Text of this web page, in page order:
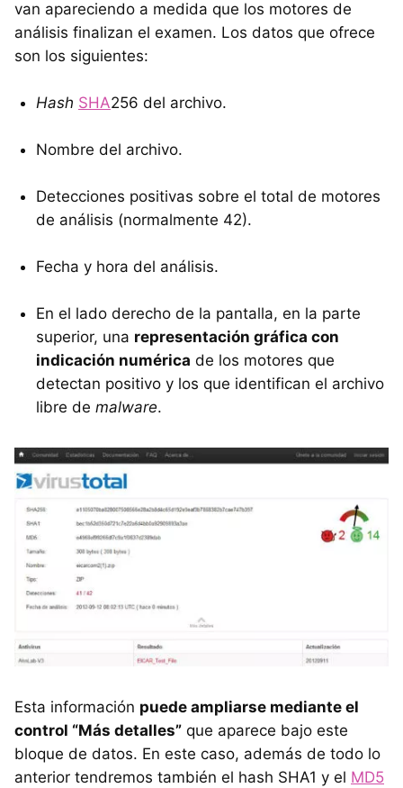
van apareciendo a medida que los motores de
análisis finalizan el examen. Los datos que ofrece
son los siguientes:
Hash SHA256 del archivo.
Nombre del archivo.
Detecciones positivas sobre el total de motores
de análisis (normalmente 42).
Fecha y hora del análisis.
En el lado derecho de la pantalla, en la parte
superior, una representación gráfica con
indicación numérica de los motores que
detectan positivo y los que identifican el archivo
libre de malware.
Esta información puede ampliarse mediante el
control “Más detalles” que aparece bajo este
bloque de datos. En este caso, además de todo lo
anterior tendremos también el hash SHA1 y el MD5